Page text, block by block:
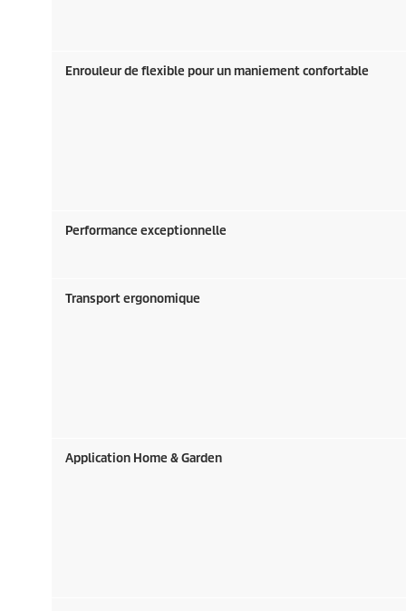
Enrouleur de flexible pour un maniement confortable
Performance exceptionnelle
Transport ergonomique
Application Home & Garden